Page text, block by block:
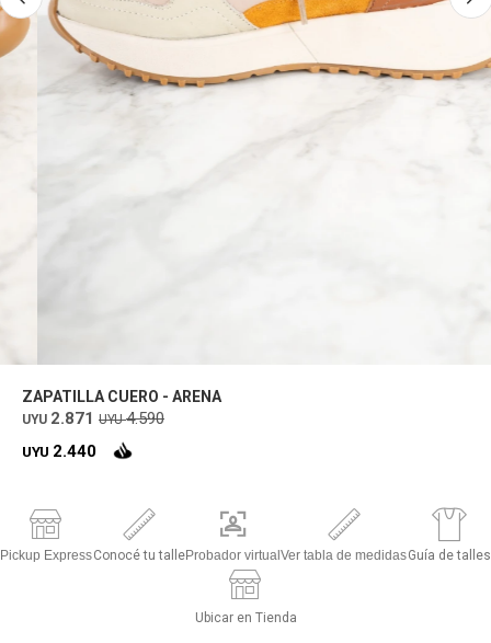
ZAPATILLA CUERO - ARENA
UYU 2.871 UYU 4.590
UYU 2.440
Pickup ExpressConocé tu talleProbador virtual Ver tabla de medidasGuía de talles
Ubicar en Tienda